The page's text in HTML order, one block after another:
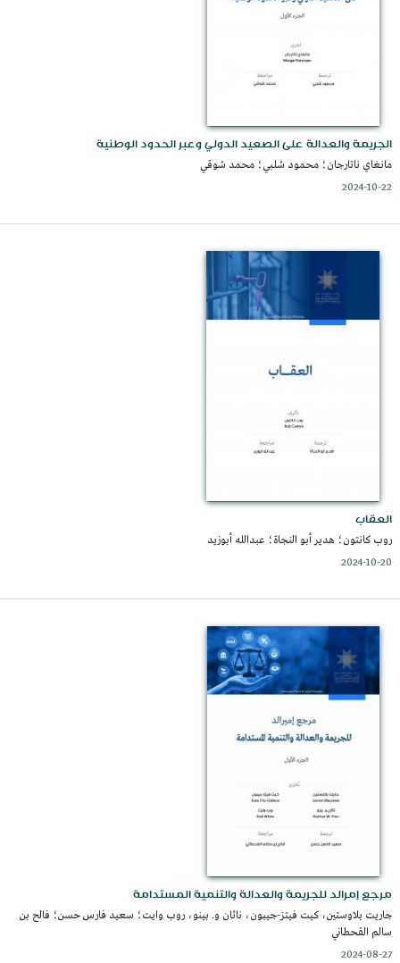
الجريمة والعدالة على الصعيد الدولي وعبر الحدود الوطنية
مانغاي ناتارجان؛ محمود شلبي؛ محمد شوقي
2024-10-22
العقاب
روب كانتون؛ هدير أبو النجاة؛ عبدالله أبوزيد
2024-10-20
مرجع إمرالد للجريمة والعدالة والتنمية المستدامة
جاريت بلاوستين، كيت فيتز-جيبون، ناثان و. بينو، روب وايت؛ سعيد فارس حسن؛ فالح بن
سالم القحطاني
2024-08-27